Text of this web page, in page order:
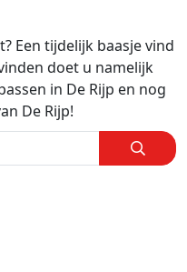
Een tijdelijk baasje vind
doet u namelijk
in De Rijp en nog
De Rijp!